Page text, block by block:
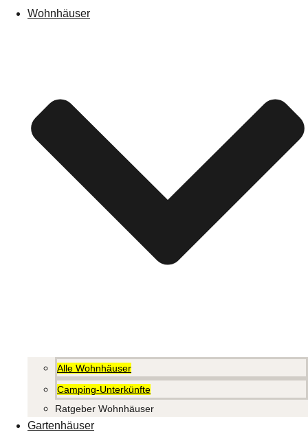
Wohnhäuser
Alle Wohnhäuser
Camping-Unterkünfte
Ratgeber Wohnhäuser
Gartenhäuser